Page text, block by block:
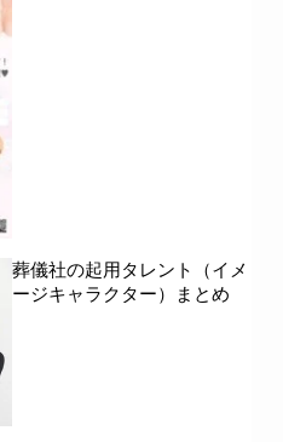
葬儀社の起用タレント（イメ
ージキャラクター）まとめ